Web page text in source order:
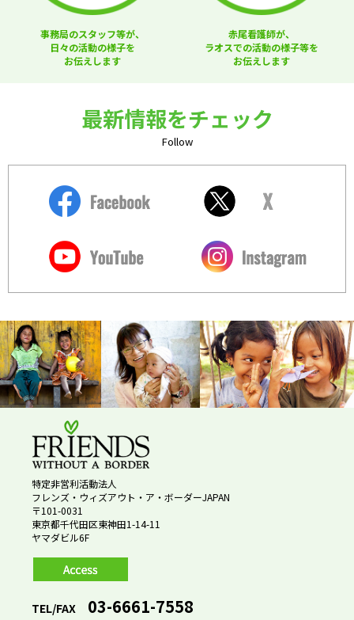
事務局のスタッフ等が、
日々の活動の様子を
お伝えします
赤尾看護師が、
ラオスでの活動の様子等を
お伝えします
最新情報をチェック
Follow
特定非営利活動法人
フレンズ・ウィズアウト・ア・ボーダーJAPAN
〒101-0031
東京都千代田区東神田1-14-11
ヤマダビル6F
TEL/FAX 03-6661-7558